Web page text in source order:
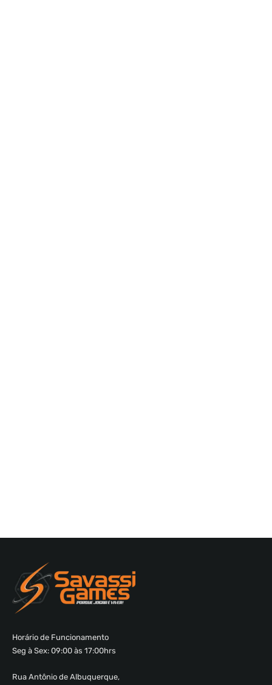
Horário de Funcionamento
Seg à Sex: 09:00 às 17:00hrs
Rua Antônio de Albuquerque,